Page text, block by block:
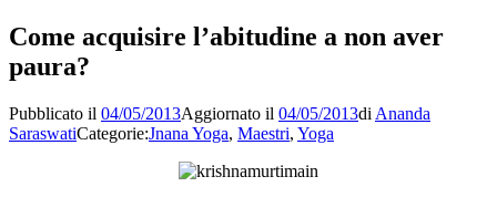
Come acquisire l’abitudine a non aver
paura?
Pubblicato il 04/05/2013Aggiornato il 04/05/2013di Ananda
SaraswatiCategorie:Jnana Yoga, Maestri, Yoga